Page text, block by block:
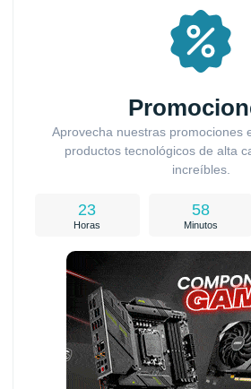
Aprovecha nuestras promociones
productos tecnológicos de alta
increíbles.
23
Horas
58
Minutos